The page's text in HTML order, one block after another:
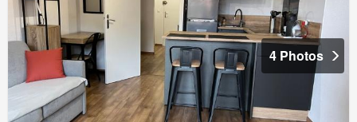
4 Photos